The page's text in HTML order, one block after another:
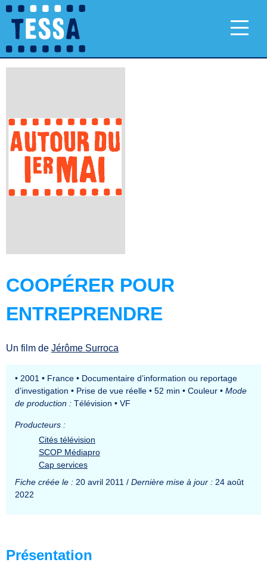
COOPÉRER POUR
ENTREPRENDRE
Un film de Jérôme Surroca
• 2001 • France • Documentaire d’information ou reportage
d’investigation • Prise de vue réelle • 52 min • Couleur • Mode
de production : Télévision • VF
Producteurs :
Cités télévision
SCOP Médiapro
Cap services
Fiche créée le : 20 avril 2011 / Dernière mise à jour : 24 août
2022
Présentation